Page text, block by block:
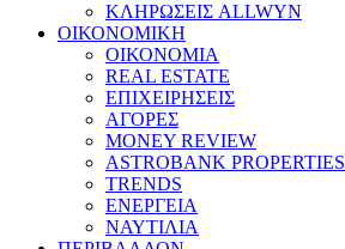
ΚΛΗΡΩΣΕΙΣ ALLWYN
ΟΙΚΟΝΟΜΙΚΗ
ΟΙΚΟΝΟΜΙΑ
REAL ESTATE
ΕΠΙΧΕΙΡΗΣΕΙΣ
ΑΓΟΡΕΣ
MONEY REVIEW
ASTROBANK PROPERTIES
TRENDS
ΕΝΕΡΓΕΙΑ
ΝΑΥΤΙΛΙΑ